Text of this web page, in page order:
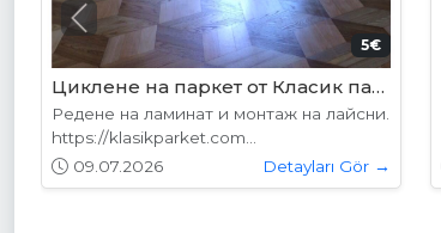
178.95€ (350лв.)
VP-01 Алабама
Вратите се предлагат в следните
размери: 87х204см. 77х204см...
01.05.2026
Detayları Gör →
Previous